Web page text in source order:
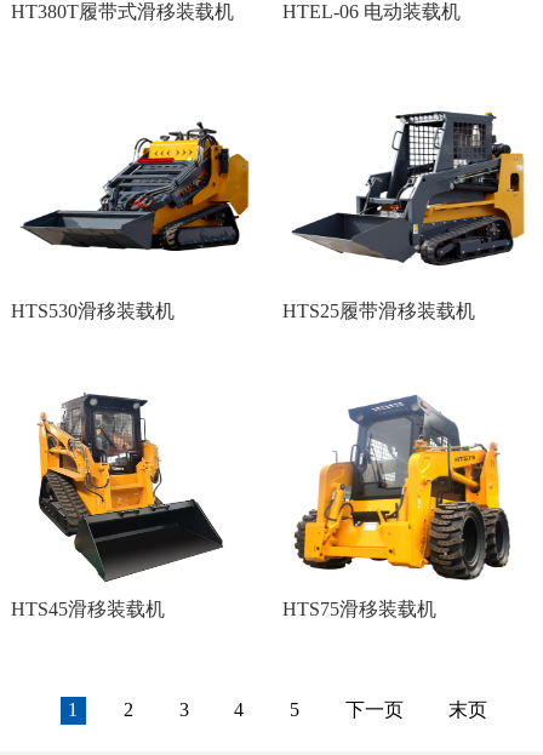
HT380T履带式滑移装载机 HTEL-06 电动装载机
HTS530滑移装载机 HTS25履带滑移装载机
HTS45滑移装载机 HTS75滑移装载机
1 2 3 4 5 下一页 末页